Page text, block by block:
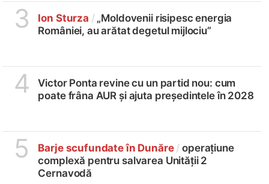
3 Ion Sturza /„Moldovenii risipesc energia
României, au arătat degetul mijlociu”
4
Victor Ponta revine cu un partid nou: cum
poate frâna AUR și ajuta președintele în 2028
5 Barje scufundate în Dunăre / operațiune
complexă pentru salvarea Unității 2
Cernavodă